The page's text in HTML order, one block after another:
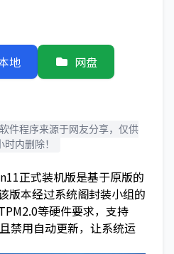
地
网盘
件程序来源于网友分享，仅供
内删除！
正式装机版是基于原版的
版本经过系统阁封装小组的
等硬件要求，支持
禁用自动更新，让系统运